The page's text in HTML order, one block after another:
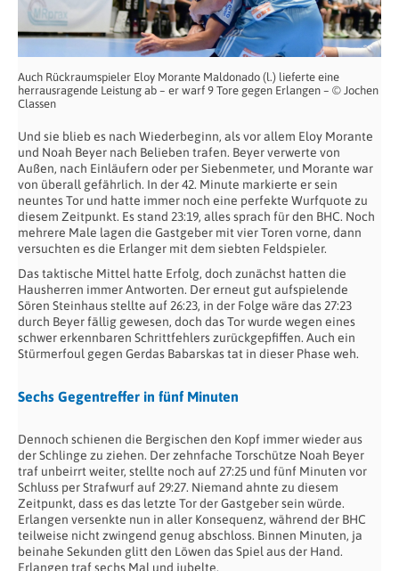
Auch Rückraumspieler Eloy Morante Maldonado (l.) lieferte eine
herrausragende Leistung ab – er warf 9 Tore gegen Erlangen – © Jochen
Classen
Und sie blieb es nach Wiederbeginn, als vor allem Eloy Morante
und Noah Beyer nach Belieben trafen. Beyer verwerte von
Außen, nach Einläufern oder per Siebenmeter, und Morante war
von überall gefährlich. In der 42. Minute markierte er sein
neuntes Tor und hatte immer noch eine perfekte Wurfquote zu
diesem Zeitpunkt. Es stand 23:19, alles sprach für den BHC. Noch
mehrere Male lagen die Gastgeber mit vier Toren vorne, dann
versuchten es die Erlanger mit dem siebten Feldspieler.
Das taktische Mittel hatte Erfolg, doch zunächst hatten die
Hausherren immer Antworten. Der erneut gut aufspielende
Sören Steinhaus stellte auf 26:23, in der Folge wäre das 27:23
durch Beyer fällig gewesen, doch das Tor wurde wegen eines
schwer erkennbaren Schrittfehlers zurückgepfiffen. Auch ein
Stürmerfoul gegen Gerdas Babarskas tat in dieser Phase weh.
Sechs Gegentreffer in fünf Minuten
Dennoch schienen die Bergischen den Kopf immer wieder aus
der Schlinge zu ziehen. Der zehnfache Torschütze Noah Beyer
traf unbeirrt weiter, stellte noch auf 27:25 und fünf Minuten vor
Schluss per Strafwurf auf 29:27. Niemand ahnte zu diesem
Zeitpunkt, dass es das letzte Tor der Gastgeber sein würde.
Erlangen versenkte nun in aller Konsequenz, während der BHC
teilweise nicht zwingend genug abschloss. Binnen Minuten, ja
beinahe Sekunden glitt den Löwen das Spiel aus der Hand.
Erlangen traf sechs Mal und jubelte.